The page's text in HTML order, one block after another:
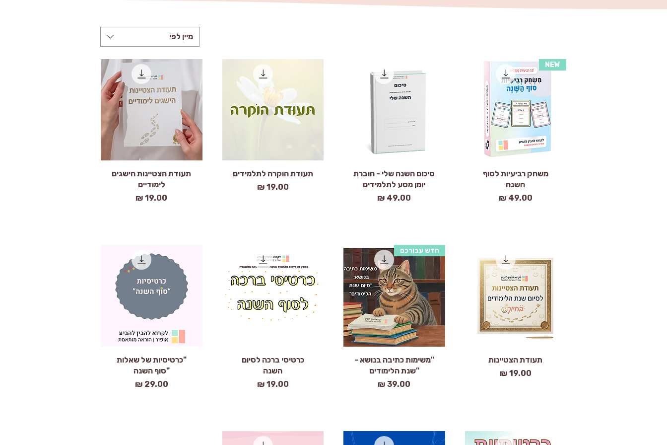
מיין לפי
תצוגה מהירה
NEW
משחק רביעיות לסוף
השנה
מחיר
תצוגה מהירה
סיכום השנה שלי - חוברת
יומן מסע לתלמידים
מחיר
תצוגה מהירה
תעודת הוקרה לתלמידים
מחיר
תצוגה מהירה
תעודת הצטיינות הישגים
לימודיים
מחיר
תצוגה מהירה
תעודת הצטיינות
מחיר
תצוגה מהירה
חדש עבורכם
"משימות כתיבה בנושא -
"שנת הלימודים
מחיר
תצוגה מהירה
כרטיסי ברכה לסיום
השנה
מחיר
תצוגה מהירה
"כרטיסיות של שאלות
"סוף השנה
מחיר